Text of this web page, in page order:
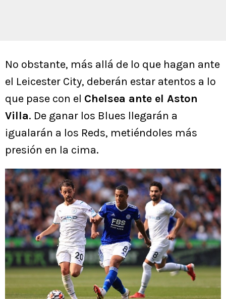
No obstante, más allá de lo que hagan ante
el Leicester City, deberán estar atentos a lo
que pase con el Chelsea ante el Aston
Villa. De ganar los Blues llegarán a
igualarán a los Reds, metiéndoles más
presión en la cima.